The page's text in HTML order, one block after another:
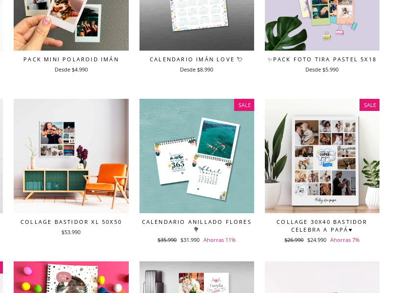
PACK MINI POLAROID IMÁN
Desde $4.990
CALENDARIO IMÁN LOVE 💘
Desde $8.990
✨PACK FOTO TIRA PASTEL 5X18
Desde $5.990
COLLAGE BASTIDOR XL 50X50
$53.990
SALE
CALENDARIO ANILLADO FLORES
💐
Precio
$35.990 Precio
$31.990 Ahorras 11%
SALE
COLLAGE 30X40 BASTIDOR
CELEBRA A PAPÁ♥
Precio
$26.990 Precio
$24.990 Ahorras 7%